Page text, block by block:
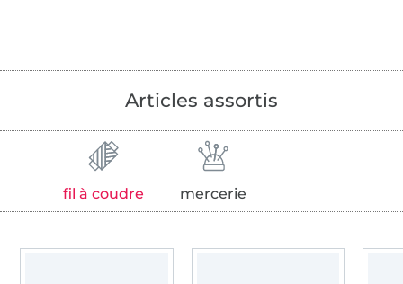
Articles assortis
fil à coudre mercerie